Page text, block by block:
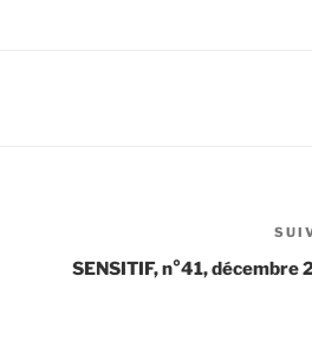
SENSITIF, n°41, décembre